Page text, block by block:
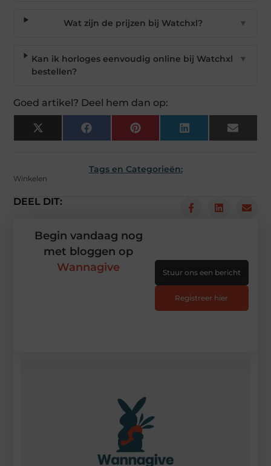
Wat zijn de prijzen bij Watchxl? ▼
Kan ik horloges eenvoudig online bij Watchxl
bestellen?
▼
Goed artikel? Deel hem dan op:
X
(Twitter)
Facebook Pinterest LinkedIn Email
Tags en Categorieën:
Winkelen
DEEL DIT:
Begin vandaag nog
met bloggen op
Wannagive
Stuur ons een bericht
Registreer hier